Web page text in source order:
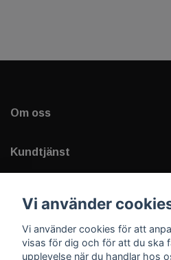
Om oss
Kundtjänst
Sociala medier
Vi använder
Vi använder cookies för att
visas för dig och för att du ska
upplevelse när du handlar hos